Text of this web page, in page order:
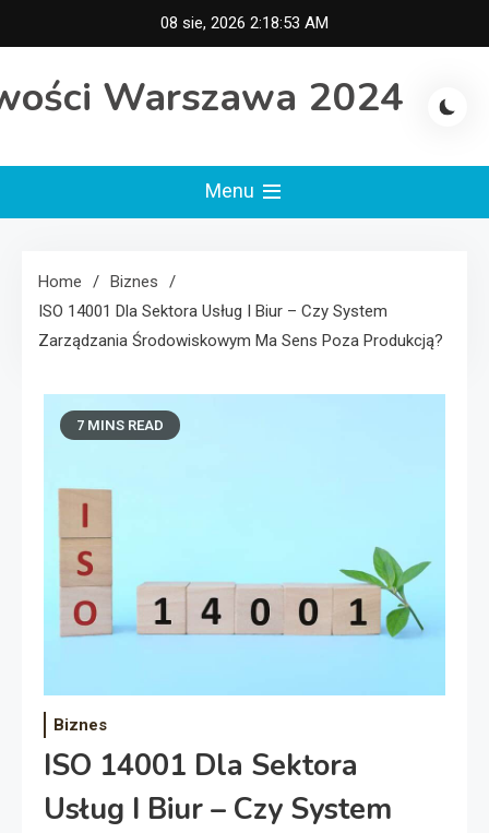
to
08 sie, 2026 2:18:54 AM
Warszawa 2024
Menu
Home
Biznes
ISO 14001 Dla Sektora Usług I Biur – Czy System
Zarządzania Środowiskowym Ma Sens Poza Produkcją?
7 MINS READ
Biznes
ISO 14001 Dla Sektora
Usług I Biur – Czy System